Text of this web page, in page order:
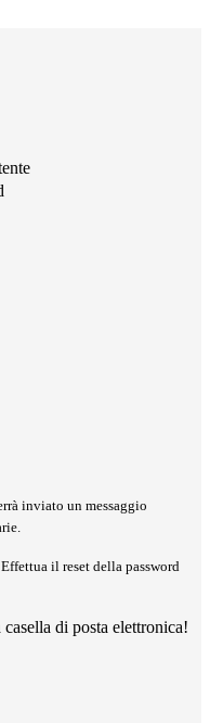
inviato un messaggio
il reset della password
di posta elettronica!